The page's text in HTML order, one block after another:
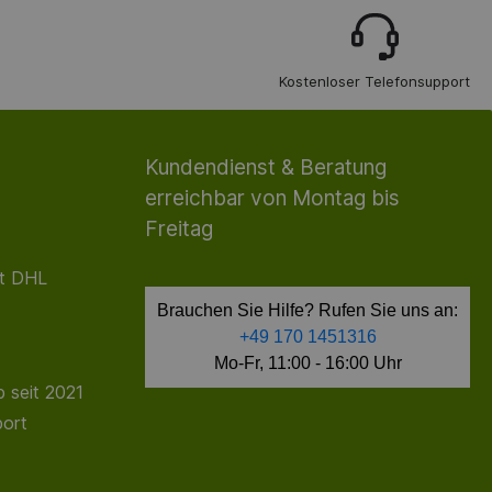
Kostenloser Telefonsupport
DHL
seit 2021
Kundendienst & Beratung
erreichbar von Montag bis
Freitag
Brauchen Sie Hilfe? Rufen Sie uns an:
+49 170 1451316
Mo-Fr, 11:00 - 16:00 Uhr